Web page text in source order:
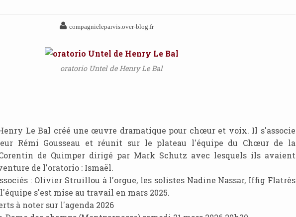
 compagnieleparvis.over-blog.fr
oratorio Untel de Henry Le Bal
Le Bal créé une œuvre dramatique pour chœur et voix. Il s'associe
Rémi Gousseau et réunit sur le plateau l'équipe du Chœur de la
de Quimper dirigé par Mark Schutz avec lesquels ils avaient
de l'oratorio : Ismaël.
: Olivier Struillou à l'orgue, les solistes Nadine Nassar, Iffig Flatrès
s'est mise au travail en mars 2025.
à noter sur l'agenda 2026